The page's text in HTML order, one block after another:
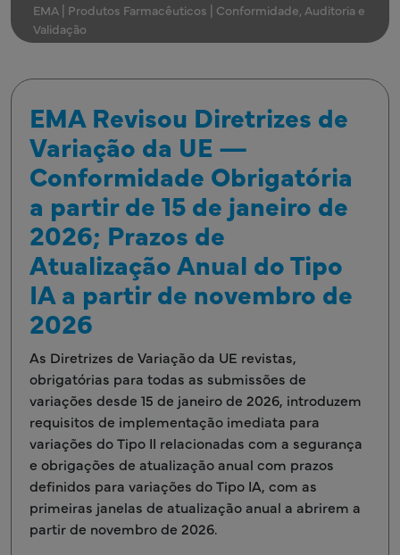
EMA | Produtos Farmacêuticos | Conformidade, Auditoria e
Validação
EMA Revisou Diretrizes de
Variação da UE —
Conformidade Obrigatória
a partir de 15 de janeiro de
2026; Prazos de
Atualização Anual do Tipo
IA a partir de novembro de
2026
As Diretrizes de Variação da UE revistas,
obrigatórias para todas as submissões de
variações desde 15 de janeiro de 2026, introduzem
requisitos de implementação imediata para
variações do Tipo II relacionadas com a segurança
e obrigações de atualização anual com prazos
definidos para variações do Tipo IA, com as
primeiras janelas de atualização anual a abrirem a
partir de novembro de 2026.